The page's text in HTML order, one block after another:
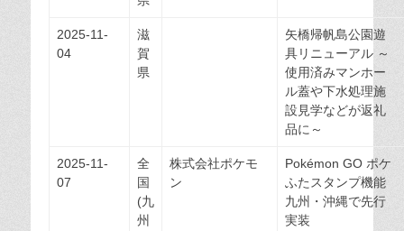
2025-11-
04
滋
賀
県
矢橋帰帆島公園遊
具リニューアル ～
使用済みマンホー
ル蓋や下水処理施
設見学などが返礼
品に～
2025-11-
07
全
国
(九
州
株式会社ポケモ
ン
Pokémon GO ポケ
ふたスタンプ機能
九州・沖縄で先行
実装